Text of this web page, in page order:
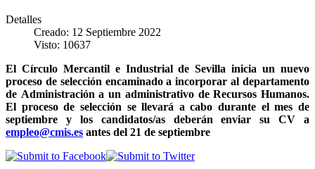
Detalles
Creado: 12 Septiembre 2022
Visto: 10637
El Círculo Mercantil e Industrial de Sevilla inicia un nuevo
proceso de selección encaminado a incorporar al departamento
de Administración a un administrativo de Recursos Humanos.
El proceso de selección se llevará a cabo durante el mes de
septiembre y los candidatos/as deberán enviar su CV a
empleo@cmis.es antes del 21 de septiembre